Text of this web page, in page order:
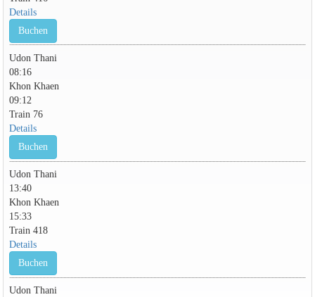
Details
Buchen
Udon Thani
08:16
Khon Khaen
09:12
Train 76
Details
Buchen
Udon Thani
13:40
Khon Khaen
15:33
Train 418
Details
Buchen
Udon Thani